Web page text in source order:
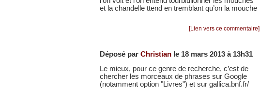
et la chandelle ttend en tremblant qu’on la mouche
[Lien vers ce commentaire]
Déposé par Christian le 18 mars 2013 à 13h31
Le mieux, pour ce genre de recherche, c’est de
chercher les morceaux de phrases sur Google
(notamment option "Livres") et sur gallica.bnf.fr/